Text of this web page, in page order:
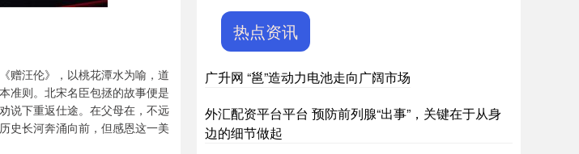
赠汪伦》，以桃花潭水为喻，道
准则。北宋名臣包拯的故事便是
说下重返仕途。在父母在，不远
史长河奔涌向前，但感恩这一美
热点资讯
广升网 “邕”造动力电池走向广阔市场
外汇配资平台平台 预防前列腺“出事”，关键在于从身
边的细节做起